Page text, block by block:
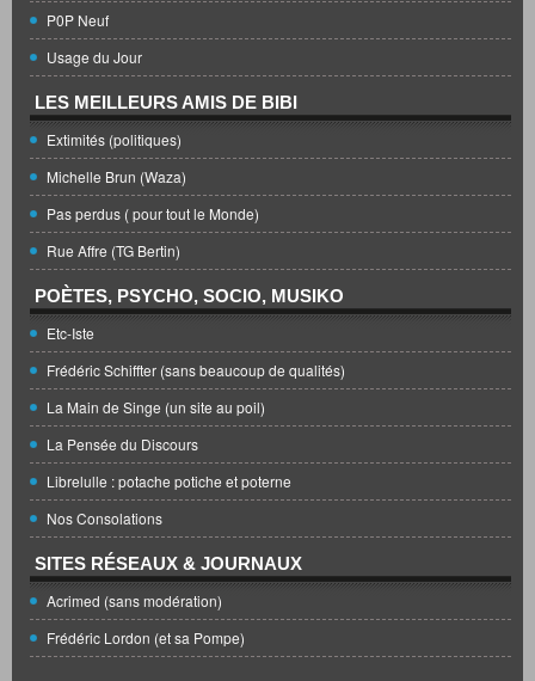
P0P Neuf
Usage du Jour
LES MEILLEURS AMIS DE BIBI
Extimités (politiques)
Michelle Brun (Waza)
Pas perdus ( pour tout le Monde)
Rue Affre (TG Bertin)
POÈTES, PSYCHO, SOCIO, MUSIKO
Etc-Iste
Frédéric Schiffter (sans beaucoup de qualités)
La Main de Singe (un site au poil)
La Pensée du Discours
Librelulle : potache potiche et poterne
Nos Consolations
SITES RÉSEAUX & JOURNAUX
Acrimed (sans modération)
Frédéric Lordon (et sa Pompe)